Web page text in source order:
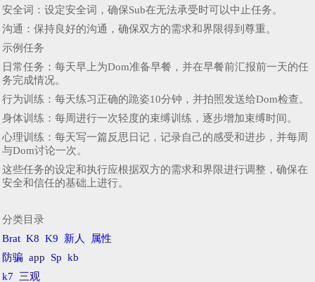
安全词：设定安全词，确保Sub在无法承受时可以中止任务。
沟通：保持良好的沟通，确保双方的需求和界限得到尊重。
示例任务
日常任务：每天早上为Dom准备早餐，并在早餐前汇报前一天的任
务完成情况。
行为训练：每天练习正确的跪姿10分钟，并拍照发送给Dom检查。
身体训练：每周进行一次轻度的束缚训练，逐步增加束缚时间。
心理训练：每天写一篇反思日记，记录自己的感受和进步，并每周
与Dom讨论一次。
这些任务的设定和执行应根据双方的需求和界限进行调整，确保在
安全和信任的基础上进行。
分类目录
Brat K8 K9 新人
属性
防骗 app Sp kb
k7
三观